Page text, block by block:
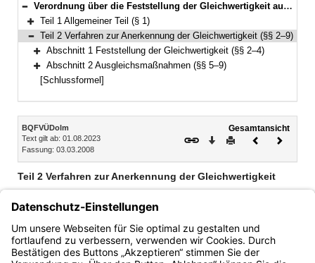
Bereich reduzieren
Verordnung über die Feststellung der Gleichwertigkeit ausländischer Berufsqualifikationen als staatlich geprüfter Übersetzer, Dolmetscher oder Dolmetscher für Deutsche Gebärdensprache (Berufsqualifikationsfeststellungsverordnung Übersetzer und Dolmetscher – BQFVÜDolm) Vom 3. März 2008 (GVBl. S. 76) BayRS 2236-9-5-K (§§ 1–9)
Bereich erweitern
Teil 1 Allgemeiner Teil (§ 1)
Bereich reduzieren
Teil 2 Verfahren zur Anerkennung der Gleichwertigkeit (§§ 2–9)
Bereich erweitern
Abschnitt 1 Feststellung der Gleichwertigkeit (§§ 2–4)
Bereich erweitern
Abschnitt 2 Ausgleichsmaßnahmen (§§ 5–9)
[Schlussformel]
Inhalt
BQFVÜDolm
Text gilt ab: 01.08.2023
Fassung: 03.03.2008
Gesamtansicht
Download
DruckenVorheriges
Teil 2 Verfahren zur Anerkennung der Gleichwertigkeit
Abschnitt 2 Ausgleichsmaßnahmen (§§ 5–9)
Bayern.de